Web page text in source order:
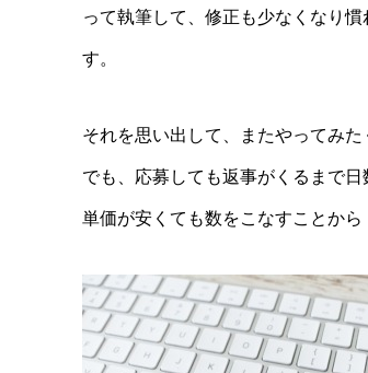
って執筆して、修正も少なくなり
す。
それを思い出して、またやってみた
でも、応募しても返事がくるまで
単価が安くても数をこなすことから